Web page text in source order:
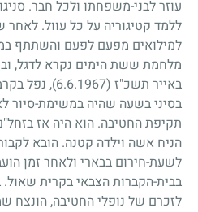
עוזר לבני-משפחתו ולכל חבר.
ללמד קטיגוריה על כל עוול. לאחר
למילואים מפעם לפעם והשתתף
מלחמת ששת הימים נקרא לדגל,
באייר תשכ"ז (6.6.1967)
, נפל
בסיני בשעה שהיה במשימת-סיור
תקיפת החטיבה. הוא היה אז
הניח אשה וילדה קטנה. הובא
לשעת-חירום בבארי ולאחר זמן
בבית-הקברות הצבאי בקרית
לזכרם של נופלי החטיבה, הונצח